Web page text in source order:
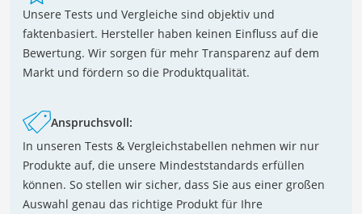
Unsere Tests und Vergleiche sind objektiv und
faktenbasiert. Hersteller haben keinen Einfluss auf die
Bewertung. Wir sorgen für mehr Transparenz auf dem
Markt und fördern so die Produktqualität.
Anspruchsvoll:
In unseren Tests & Vergleichstabellen nehmen wir nur
Produkte auf, die unsere Mindeststandards erfüllen
können. So stellen wir sicher, dass Sie aus einer großen
Auswahl genau das richtige Produkt für Ihre